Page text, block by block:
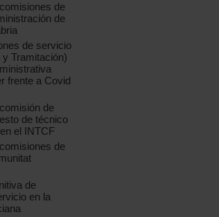
de
de
de servicio
y Tramitación)
frente a Covid
de
de técnico
el INTCF
de
de
en la